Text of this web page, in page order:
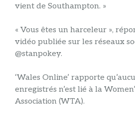
vient de Southampton. »
« Vous êtes un harceleur »,
vidéo publiée sur les réseaux
@stanpokey.
‘Wales Online’ rapporte
enregistrés n’est lié à la
Association (WTA).